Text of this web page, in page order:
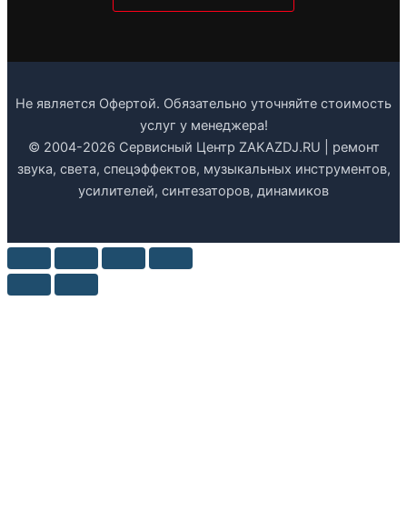
Не является Офертой. Обязательно уточняйте стоимость
услуг у менеджера!
© 2004-2026 Сервисный Центр ZAKAZDJ.RU | ремонт
звука, света, спецэффектов, музыкальных инструментов,
усилителей, синтезаторов, динамиков